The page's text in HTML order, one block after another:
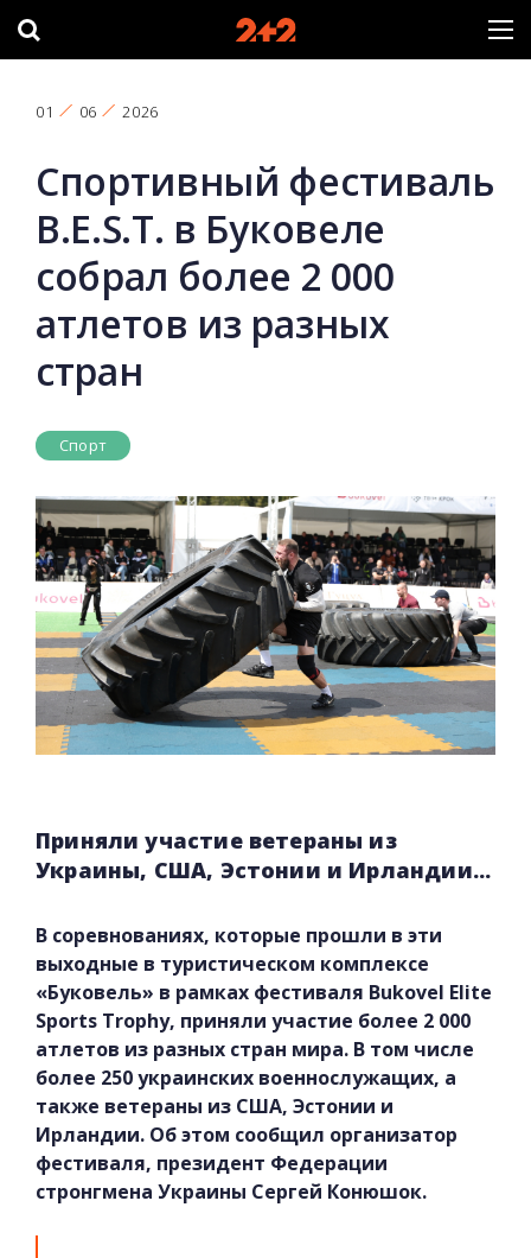
01 06 2026
Спортивный фестиваль
B.E.S.T. в Буковеле
собрал более 2 000
атлетов из разных
стран
Спорт
Приняли участие ветераны из
Украины, США, Эстонии и Ирландии...
В соревнованиях, которые прошли в эти
выходные в туристическом комплексе
«Буковель» в рамках фестиваля Bukovel Elite
Sports Trophy, приняли участие более 2 000
атлетов из разных стран мира. В том числе
более 250 украинских военнослужащих, а
также ветераны из США, Эстонии и
Ирландии. Об этом сообщил организатор
фестиваля, президент Федерации
стронгмена Украины Сергей Конюшок.